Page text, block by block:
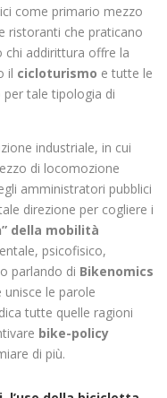
come primario mezzo
ristoranti che praticano
chi addirittura offre la
il cicloturismo e tutte le
tale tipologia di
industriale, in cui
di locomozione
amministratori pubblici
direzione per cogliere i
della mobilità
psicofisico,
parlando di Bikenomics
le parole
tutte quelle ragioni
bike-policy
di più.